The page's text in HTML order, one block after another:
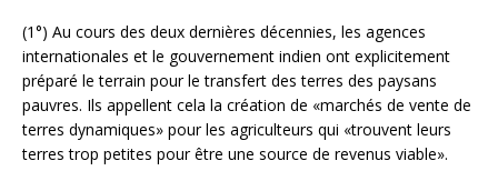
(1°) Au cours des deux dernières décennies, les agences
internationales et le gouvernement indien ont explicitement
préparé le terrain pour le transfert des terres des paysans
pauvres. Ils appellent cela la création de «marchés de vente de
terres dynamiques» pour les agriculteurs qui «trouvent leurs
terres trop petites pour être une source de revenus viable».